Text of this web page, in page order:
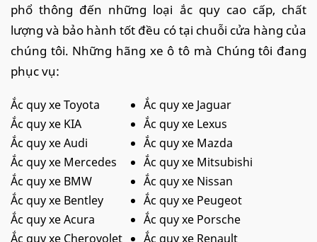
phổ thông đến những loại ắc quy cao cấp, chất
lượng và bảo hành tốt đều có tại chuỗi cửa hàng của
chúng tôi. Những hãng xe ô tô mà Chúng tôi đang
phục vụ:
Ắc quy xe Toyota
Ắc quy xe KIA
Ắc quy xe Audi
Ắc quy xe Mercedes
Ắc quy xe BMW
Ắc quy xe Bentley
Ắc quy xe Acura
Ắc quy xe Cherovolet
Ắc quy xe Jaguar
Ắc quy xe Lexus
Ắc quy xe Mazda
Ắc quy xe Mitsubishi
Ắc quy xe Nissan
Ắc quy xe Peugeot
Ắc quy xe Porsche
Ắc quy xe Renault